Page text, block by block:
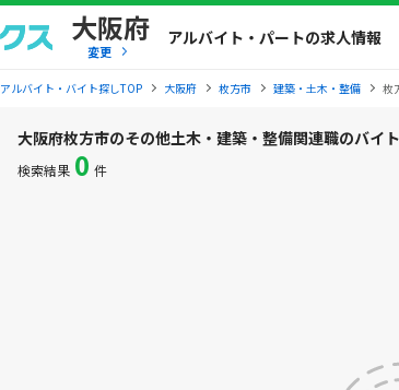
大阪府
変更
アルバイト・パートの求人情報
アルバイト・バイト探しTOP 大阪府 枚方市 建築・土木・整備 枚
大阪府枚方市のその他土木・建築・整備関連職のバイ
検索結果 0 件